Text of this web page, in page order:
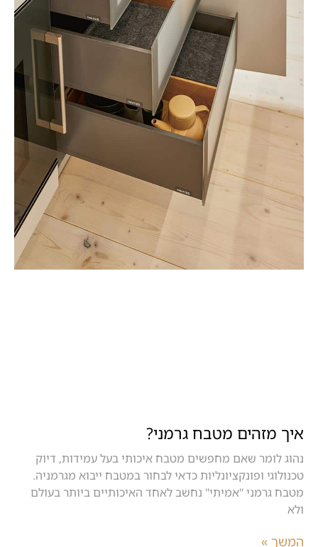
איך מזהים מטבח גרמני?
נהוג לומר שאם מחפשים מטבח איכותי בעל עמידות, דיוק
טכנולוגי ופונקציונליות כדאי לבחור במטבח ייבוא מגרמניה.
מטבח גרמני "אמיתי" נחשב לאחד האיכותיים ביותר בעולם
ולא
המשך »